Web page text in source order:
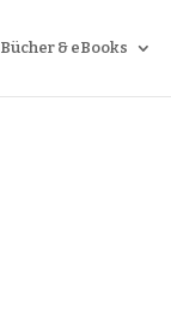
Bücher & eBooks